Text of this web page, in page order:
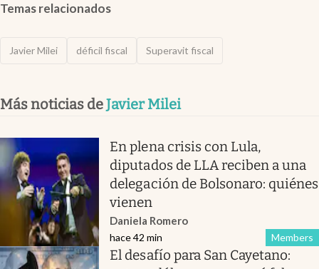
Temas relacionados
Javier Milei déficil fiscal Superavit fiscal
Más noticias deJavier Milei
En plena crisis con Lula,
diputados de LLA reciben a una
delegación de Bolsonaro: quiénes
vienen
Daniela Romero
Members
hace 42 min
El desafío para San Cayetano: